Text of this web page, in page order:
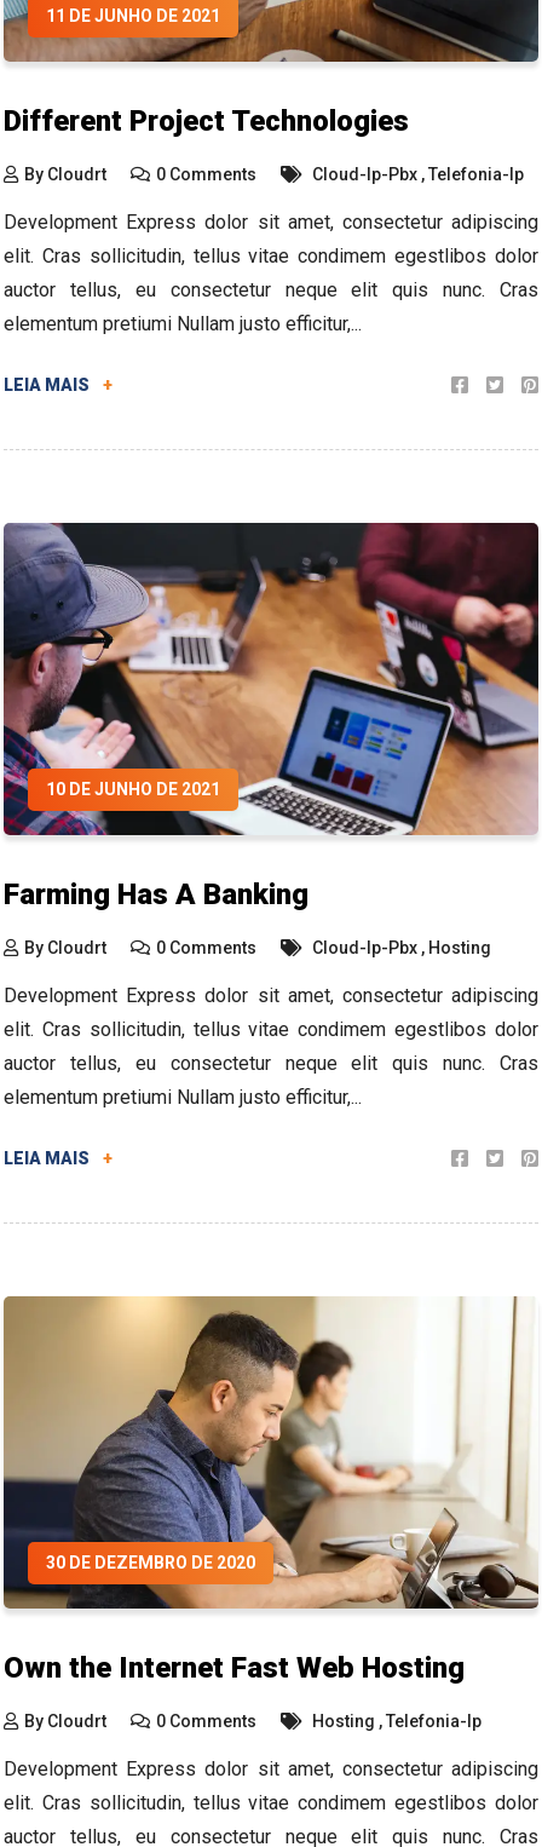
11 DE JUNHO DE 2021
Different Project Technologies
By Cloudrt 0 Comments Cloud-Ip-Pbx ,Telefonia-Ip
Development Express dolor sit amet, consectetur adipiscing
elit. Cras sollicitudin, tellus vitae condimem egestlibos dolor
auctor tellus, eu consectetur neque elit quis nunc. Cras
elementum pretiumi Nullam justo efficitur,...
LEIA MAIS +
10 DE JUNHO DE 2021
Farming Has A Banking
By Cloudrt 0 Comments Cloud-Ip-Pbx , Hosting
Development Express dolor sit amet, consectetur adipiscing
elit. Cras sollicitudin, tellus vitae condimem egestlibos dolor
auctor tellus, eu consectetur neque elit quis nunc. Cras
elementum pretiumi Nullam justo efficitur,...
LEIA MAIS +
30 DE DEZEMBRO DE 2020
Own the Internet Fast Web Hosting
By Cloudrt 0 Comments Hosting ,Telefonia-Ip
Development Express dolor sit amet, consectetur adipiscing
elit. Cras sollicitudin, tellus vitae condimem egestlibos dolor
auctor tellus, eu consectetur neque elit quis nunc. Cras